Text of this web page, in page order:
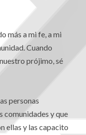
más a mi fe, a mi
Cuando
prójimo, sé
personas
comunidades y que
ellas y las capacito